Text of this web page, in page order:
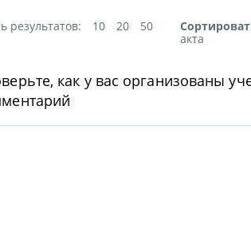
результатов: 10 20
50
акта
как у вас организованы